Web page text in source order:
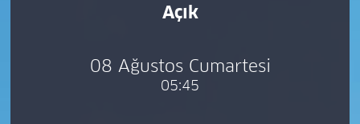
Açık
08 Ağustos Cumartesi
05:45